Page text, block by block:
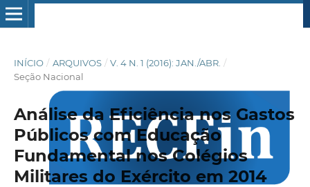
INÍCIO / ARQUIVOS / V. 4 N. 1 (2016): JAN./ABR. /
Seção Nacional
Análise da Eficiência nos Gastos
Públicos com Educação
Fundamental nos Colégios
Militares do Exército em 2014